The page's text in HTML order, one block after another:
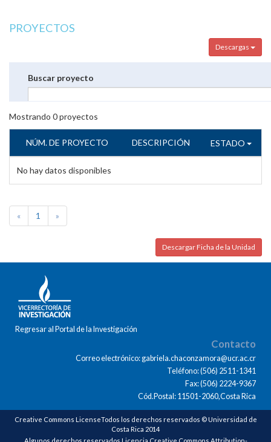
PROYECTOS
Descargas
Buscar proyecto
Mostrando 0proyectos
NÚM. DE PROYECTO DESCRIPCIÓN ESTADO
No hay datos disponibles
« 1 »
Descargar Ficha de la Unidad
Regresar al Portal de la Investigación
Contacto
Correo electrónico: gabriela.chaconzamora@ucr.ac.cr
Teléfono: (506) 2511-1341
Fax: (506) 2224-9367
Cód.Postal: 11501-2060,Costa Rica
Creative Commons LicenseTodos los derechos reservados © Universidad de
Costa Rica 2014